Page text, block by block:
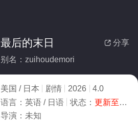
 分享
最后的末日
别名：zuihoudemori
美国 / 日本 剧情 2026
4.0
语言： 英语 / 日语 状态： 更新至高清
导演： 未知